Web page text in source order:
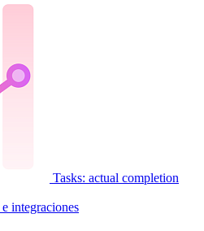
Tasks: actual completion
integraciones